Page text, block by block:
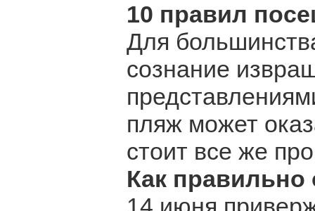
10 правил
Для
сознание
пляж может
стоит все же
Как правильно